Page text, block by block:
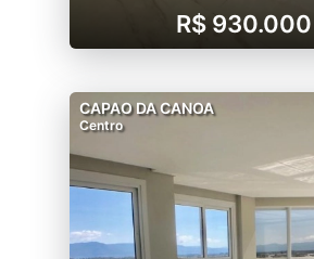
R$ 930.000
CAPAO DA CANOA
Centro